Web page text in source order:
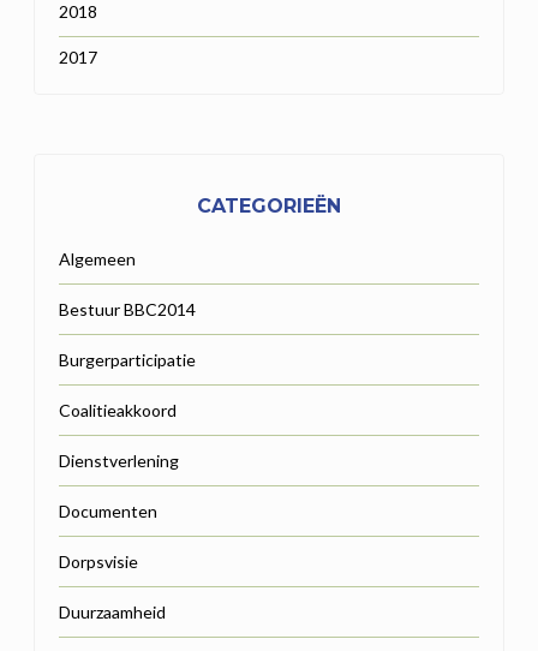
2018
2017
CATEGORIEËN
Algemeen
Bestuur BBC2014
Burgerparticipatie
Coalitieakkoord
Dienstverlening
Documenten
Dorpsvisie
Duurzaamheid